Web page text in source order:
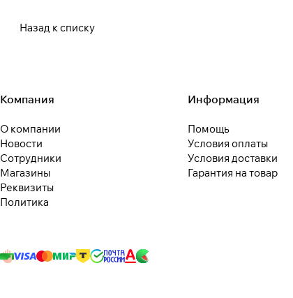
Назад к списку
Компания
О компании
Новости
Сотрудники
Магазины
Реквизиты
Политика
Информация
Помощь
Условия оплаты
Условия доставки
Гарантия на товар